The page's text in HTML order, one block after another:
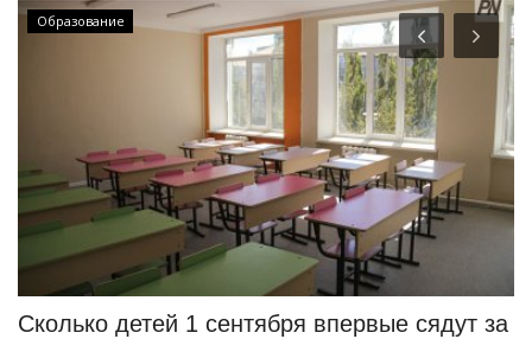
Образование
Сколько детей 1 сентября впервые сядут за